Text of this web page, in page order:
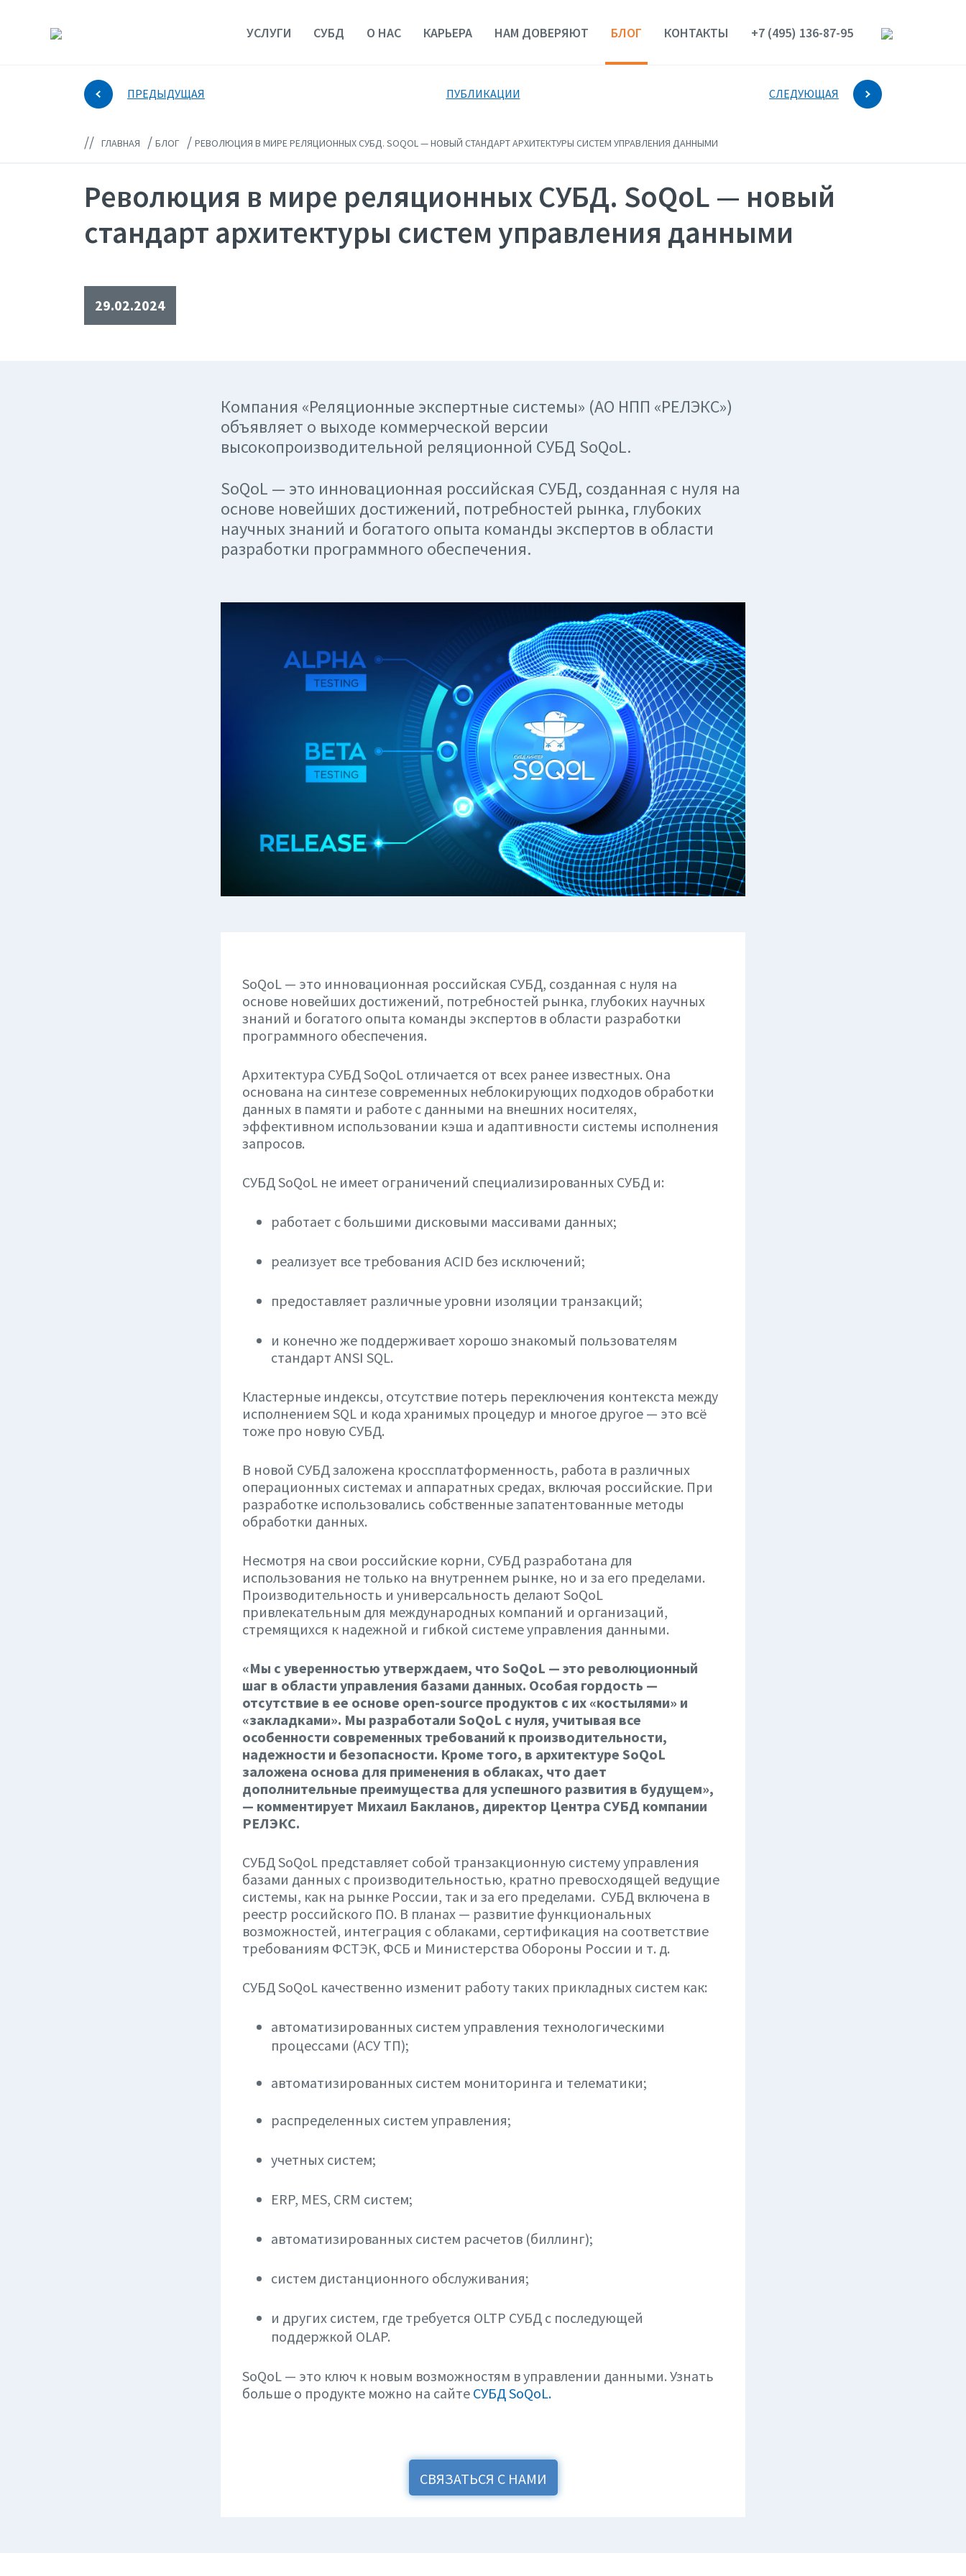
УСЛУГИ СУБД О НАС КАРЬЕРА НАМ ДОВЕРЯЮТ БЛОГ КОНТАКТЫ +7 (495) 136-87-95
ПРЕДЫДУЩАЯ ПУБЛИКАЦИИ СЛЕДУЮЩАЯ
// ГЛАВНАЯ / БЛОГ / РЕВОЛЮЦИЯ В МИРЕ РЕЛЯЦИОННЫХ СУБД. SOQOL — НОВЫЙ СТАНДАРТ АРХИТЕКТУРЫ СИСТЕМ УПРАВЛЕНИЯ ДАННЫМИ
Революция в мире реляционных СУБД. SoQoL — новый
стандарт архитектуры систем управления данными
29.02.2024
Компания «Реляционные экспертные системы» (АО НПП «РЕЛЭКС»)
объявляет о выходе коммерческой версии
высокопроизводительной реляционной СУБД SoQoL.
SoQoL — это инновационная российская СУБД, созданная с нуля на
основе новейших достижений, потребностей рынка, глубоких
научных знаний и богатого опыта команды экспертов в области
разработки программного обеспечения.
SoQoL — это инновационная российская СУБД, созданная с нуля на
основе новейших достижений, потребностей рынка, глубоких научных
знаний и богатого опыта команды экспертов в области разработки
программного обеспечения.
Архитектура СУБД SoQoL отличается от всех ранее известных. Она
основана на синтезе современных неблокирующих подходов обработки
данных в памяти и работе с данными на внешних носителях,
эффективном использовании кэша и адаптивности системы исполнения
запросов.
СУБД SoQoL не имеет ограничений специализированных СУБД и:
работает с большими дисковыми массивами данных;
реализует все требования ACID без исключений;
предоставляет различные уровни изоляции транзакций;
и конечно же поддерживает хорошо знакомый пользователям
стандарт ANSI SQL.
Кластерные индексы, отсутствие потерь переключения контекста между
исполнением SQL и кода хранимых процедур и многое другое — это всё
тоже про новую СУБД.
В новой СУБД заложена кроссплатформенность, работа в различных
операционных системах и аппаратных средах, включая российские. При
разработке использовались собственные запатентованные методы
обработки данных.
Несмотря на свои российские корни, СУБД разработана для
использования не только на внутреннем рынке, но и за его пределами.
Производительность и универсальность делают SoQoL
привлекательным для международных компаний и организаций,
стремящихся к надежной и гибкой системе управления данными.
«Мы с уверенностью утверждаем, что SoQoL — это революционный
шаг в области управления базами данных. Особая гордость —
отсутствие в ее основе open-source продуктов с их «костылями» и
«закладками». Мы разработали SoQoL с нуля, учитывая все
особенности современных требований к производительности,
надежности и безопасности. Кроме того, в архитектуре SoQoL
заложена основа для применения в облаках, что дает
дополнительные преимущества для успешного развития в будущем»,
— комментирует Михаил Бакланов, директор Центра СУБД компании
РЕЛЭКС.
СУБД SoQoL представляет собой транзакционную систему управления
базами данных с производительностью, кратно превосходящей ведущие
системы, как на рынке России, так и за его пределами. СУБД включена в
реестр российского ПО. В планах — развитие функциональных
возможностей, интеграция с облаками, сертификация на соответствие
требованиям ФСТЭК, ФСБ и Министерства Обороны России и т. д.
СУБД SoQoL качественно изменит работу таких прикладных систем как:
автоматизированных систем управления технологическими
процессами (АСУ ТП);
автоматизированных систем мониторинга и телематики;
распределенных систем управления;
учетных систем;
ERP, MES, CRM систем;
автоматизированных систем расчетов (биллинг);
систем дистанционного обслуживания;
и других систем, где требуется OLTP СУБД с последующей
поддержкой OLAP.
SoQoL — это ключ к новым возможностям в управлении данными. Узнать
больше о продукте можно на сайте СУБД SoQoL.
СВЯЗАТЬСЯ С НАМИ